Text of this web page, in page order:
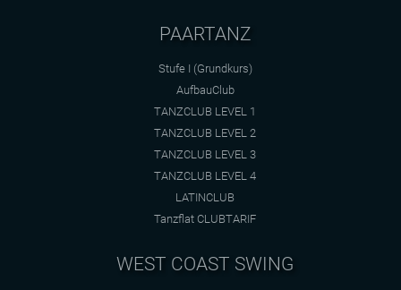
PAARTANZ
Stufe I (Grundkurs)
AufbauClub
TANZCLUB LEVEL 1
TANZCLUB LEVEL 2
TANZCLUB LEVEL 3
TANZCLUB LEVEL 4
LATINCLUB
Tanzflat CLUBTARIF
WEST COAST SWING